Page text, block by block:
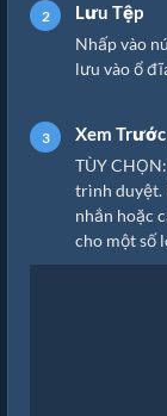
Lưu Tệp
Nhấp vào
lưu vào ổ
Xem
TÙY
trình duyệt.
nhắn hoặc
cho một số